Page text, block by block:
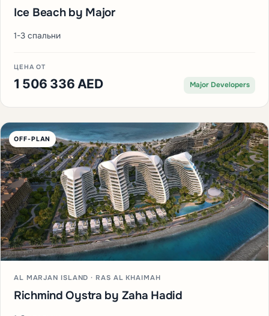
Ice Beach by Major
1-3 спальни
ЦЕНА ОТ
1 506 336 AED Major Developers
OFF-PLAN
AL MARJAN ISLAND · RAS AL KHAIMAH
Richmind Oystra by Zaha Hadid